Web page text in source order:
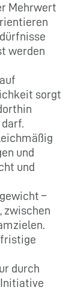
Mehrwert
werden
sorgt
und
und
–
zwischen
durch
Initiative